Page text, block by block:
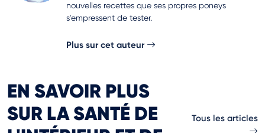
nouvelles recettes que ses propres poneys
s'empressent de tester.
Plus sur cet auteur
EN SAVOIR PLUS
SUR LA SANTÉ DE
Tous les articles